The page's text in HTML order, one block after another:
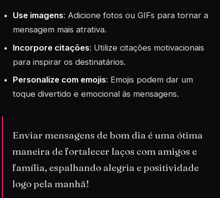
Use imagens: Adicione fotos ou GIFs para tornar a
mensagem mais atrativa.
Incorpore citações: Utilize citações motivacionais
para inspirar os destinatários.
Personalize com emojis: Emojis podem dar um
toque divertido e emocional às mensagens.
Enviar mensagens de bom dia é uma ótima
maneira de fortalecer laços com amigos e
família, espalhando alegria e positividade
logo pela manhã!